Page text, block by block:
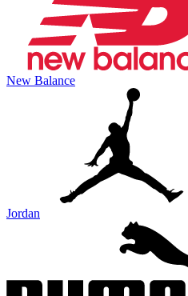
New Balance
Jordan